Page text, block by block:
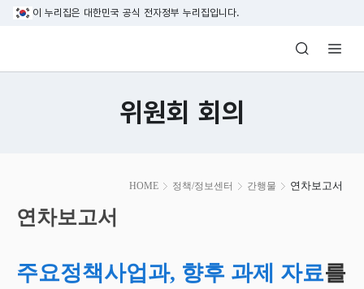
본문 바로가기
이 누리집은 대한민국 공식 전자정부 누리집입니다.
방송미디어통신위원회 Korea Media
위원회 회의
HOME 정책/정보센터 간행물 연차보고서
시
작
연차보고서
주요정책사업과, 향후 과제 자료를